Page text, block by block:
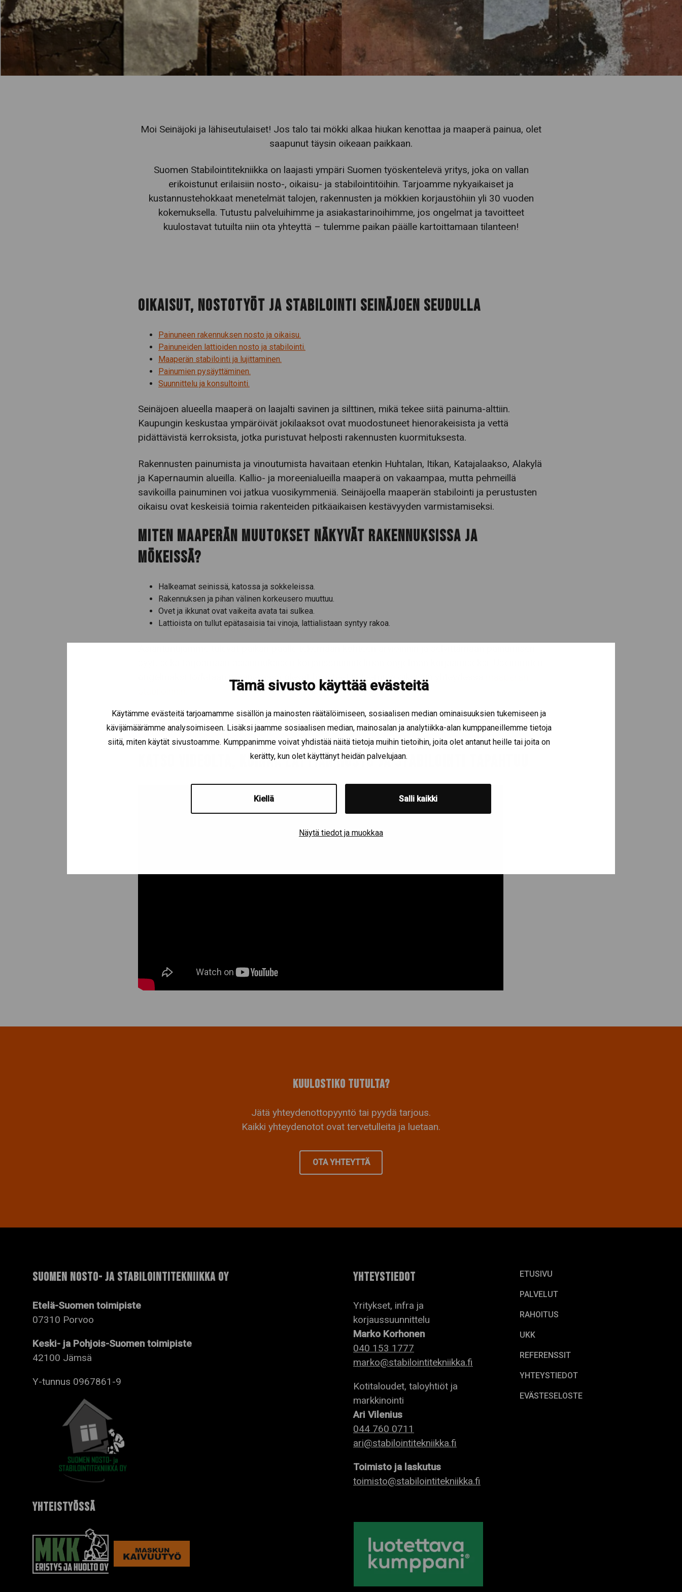
Tämä sivusto käyttää evästeitä
Käytämme evästeitä tarjoamamme sisällön ja mainosten räätälöimiseen, sosiaalisen median ominaisuuksien tukemiseen ja
kävijämäärämme analysoimiseen. Lisäksi jaamme sosiaalisen median, mainosalan ja analytiikka-alan kumppaneillemme tietoja
siitä, miten käytät sivustoamme. Kumppanimme voivat yhdistää näitä tietoja muihin tietoihin, joita olet antanut heille tai joita on
kerätty, kun olet käyttänyt heidän palvelujaan.
Kiellä Salli kaikki
Näytä tiedot ja muokkaa
Moi Seinäjoki ja lähiseutulaiset! Jos talo tai mökki alkaa hiukan kenottaa ja maaperä painua, olet
saapunut täysin oikeaan paikkaan.
Suomen Stabilointitekniikka on laajasti ympäri Suomen työskentelevä yritys, joka on vallan
erikoistunut erilaisiin nosto-, oikaisu- ja stabilointitöihin. Tarjoamme nykyaikaiset ja
kustannustehokkaat menetelmät talojen, rakennusten ja mökkien korjaustöhiin yli 30 vuoden
kokemuksella. Tutustu palveluihimme ja asiakastarinoihimme, jos ongelmat ja tavoitteet
kuulostavat tutuilta niin ota yhteyttä – tulemme paikan päälle kartoittamaan tilanteen!
OIKAISUT, NOSTOTYÖT JA STABILOINTI SEINÄJOEN SEUDULLA
Painuneen rakennuksen nosto ja oikaisu.
Painuneiden lattioiden nosto ja stabilointi.
Maaperän stabilointi ja lujittaminen.
Painumien pysäyttäminen.
Suunnittelu ja konsultointi.
Seinäjoen alueella maaperä on laajalti savinen ja silttinen, mikä tekee siitä painuma-alttiin.
Kaupungin keskustaa ympäröivät jokilaaksot ovat muodostuneet hienorakeisista ja vettä
pidättävistä kerroksista, jotka puristuvat helposti rakennusten kuormituksesta.
Rakennusten painumista ja vinoutumista havaitaan etenkin Huhtalan, Itikan, Katajalaakso, Alakylä
ja Kapernaumin alueilla. Kallio- ja moreenialueilla maaperä on vakaampaa, mutta pehmeillä
savikoilla painuminen voi jatkua vuosikymmeniä. Seinäjoella maaperän stabilointi ja perustusten
oikaisu ovat keskeisiä toimia rakenteiden pitkäaikaisen kestävyyden varmistamiseksi.
MITEN MAAPERÄN MUUTOKSET NÄKYVÄT RAKENNUKSISSA JA
MÖKEISSÄ?
Halkeamat seinissä, katossa ja sokkeleissa.
Rakennuksen ja pihan välinen korkeusero muuttuu.
Ovet ja ikkunat ovat vaikeita avata tai sulkea.
Lattioista on tullut epätasaisia tai vinoja, lattialistaan syntyy rakoa.
ongelmaksi todetaan maaperässä olevat haasteet ja teemme oikaisun yhteydessä
Saat meiltä aina yksilöllisen tarjouksen ennen työhön sitoutumista.Mikäli hinta huolestuttaa,
tarjoamme myös joustavaa rahoitusta.
KATSO VIDEOLTA, KUINKA LATTIAN NOSTO JA STABILOINTI TAPAHTUU
KUULOSTIKO TUTULTA?
Jätä yhteydenottopyyntö tai pyydä tarjous.
Kaikki yhteydenotot ovat tervetulleita ja luetaan.
OTA YHTEYTTÄ
SUOMEN NOSTO- JA STABILOINTITEKNIIKKA OY
Etelä-Suomen toimipiste
07310 Porvoo
Keski- ja Pohjois-Suomen toimipiste
42100 Jämsä
Y-tunnus 0967861-9
YHTEISTYÖSSÄ
YHTEYSTIEDOT
Yritykset, infra ja
korjaussuunnittelu
Marko Korhonen
040 153 1777
marko@stabilointitekniikka.fi
Kotitaloudet, taloyhtiöt ja
markkinointi
Ari Vilenius
044 760 0711
ari@stabilointitekniikka.fi
Toimisto ja laskutus
toimisto@stabilointitekniikka.fi
ETUSIVU
PALVELUT
RAHOITUS
UKK
REFERENSSIT
YHTEYSTIEDOT
EVÄSTESELOSTE